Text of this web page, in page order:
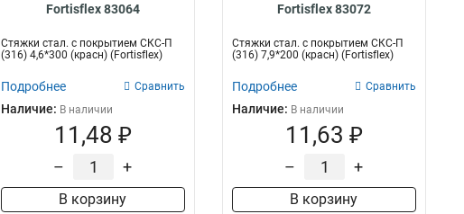
Fortisflex 83064
Стяжки стал. с покрытием СКС-П
(316) 4,6*300 (красн) (Fortisflex)
Подробнее Сравнить
Наличие: В наличии
11,48 ₽
– +
В корзину
Fortisflex 83072
Стяжки стал. с покрытием СКС-П
(316) 7,9*200 (красн) (Fortisflex)
Подробнее Сравнить
Наличие: В наличии
11,63 ₽
– +
В корзину